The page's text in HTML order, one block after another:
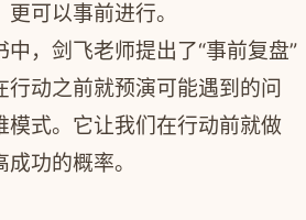
可以事前进行。
中，剑飞老师提出了“事前复盘”
行动之前就预演可能遇到的问
模式。它让我们在行动前就做
功的概率。